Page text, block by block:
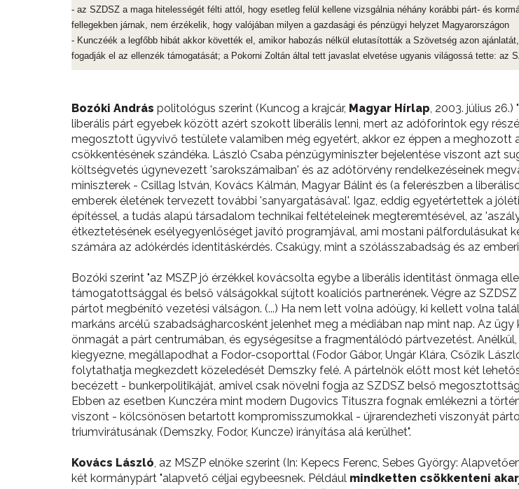
- az SZDSZ a maga hitelességét félti attól, hogy esetleg felül kellene vizsgálnia néhány korábbi párt- és
fellegekben járnak, nem érzékelik, hogy valójában milyen a gazdasági és pénzügyi helyzet Magyarországon
- Kunczéék a legfőbb hibát akkor követték el, amikor habozás nélkül elutasították a Szövetség azon
fogadják el az ellenzék támogatását; a Pokorni Zoltán által tett javaslat elvetése ugyanis világossá tette: az
Bozóki András politológus szerint (Kuncog a krajcár, Magyar Hírlap, 2003. július
liberális párt egyebek között azért szokott liberális lenni, mert az adóforintok egy
megosztott ügyvivő testülete valamiben még egyetért, akkor ez éppen a
csökkentésének szándéka. László Csaba pénzügyminiszter bejelentése viszont azt
költségvetés úgynevezett 'sarokszámaiban' és az adótörvény rendelkezéseinek
miniszterek - Csillag István, Kovács Kálmán, Magyar Bálint és (a felerészben a
emberek életének tervezett további 'sanyargatásával'. Igaz, eddig egyetértettek a
építéssel, a tudás alapú társadalom technikai feltételeinek megteremtésével, az
étkeztetésének esélyegyenlőséget javító programjával, ami mostani pálfordulásukat
számára az adókérdés identitáskérdés. Csakúgy, mint a szólásszabadság és az emberi
Bozóki szerint "az MSZP jó érzékkel kovácsolta egybe a liberális identitást önmaga
támogatottsággal és belső válságokkal sújtott koalíciós partnerének. Végre az
pártot megbénító vezetési válságon. (...) Ha nem lett volna adóügy, ki kellett volna
markáns arcélű szabadságharcosként jelenhet meg a médiában nap mint nap. Az
önmagát a párt centrumában, és egységesítse a fragmentálódó pártvezetést.
kiegyezne, megállapodhat a Fodor-csoporttal (Fodor Gábor, Ungár Klára, Csőzik
folytathatja megkezdett közeledését Demszky felé. A pártelnök előtt most két
becézett - bunkerpolitikáját, amivel csak növelni fogja az SZDSZ belső
Ebben az esetben Kunczéra mint modern Dugovics Tituszra fognak emlékezni a
viszont - kölcsönösen betartott kompromisszumokkal - újrarendezheti viszonyát
triumvirátusának (Demszky, Fodor, Kuncze) irányítása alá kerülhet".
Kovács László, az MSZP elnöke szerint (In: Kepecs Ferenc, Sebes György:
két kormánypárt "alapvető céljai egybeesnek. Például mindketten csökkenteni